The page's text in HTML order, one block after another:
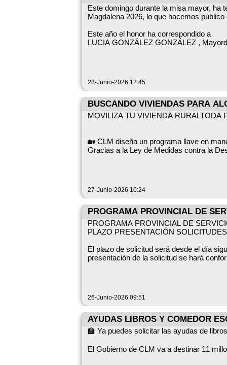
Correo electrónico:
Los muebles y enseres deben sacarse a
Persona encargada de gestionar la lista:
Este domingo durante la misa mayor, ha
Magdalena 2026, lo que hacemos
Este año el honor ha correspondido a
LUCIA GONZÁLEZ GONZÁLEZ ,
28-Junio-2026 12:45
BUSCANDO VIVIENDAS PARA
MOVILIZA TU VIVIENDA RURALTODA
🏡 CLM diseña un programa llave en
Gracias a la Ley de Medidas contra la
🗝️ 'Moviliza tu vivienda rural' busca que
👐 Para gestionar los alquileres y poder
Los futuros inquilinos e inquilinas de
* personas cuyos ingresos sean como
✖️ Los alquileres no podrán superar los
ℹ️ Más información:
castillalamancha.es/node/1005492
27-Junio-2026 10:24
PROGRAMA PROVINCIAL DE
PROGRAMA PROVINCIAL DE
PLAZO PRESENTACIÓN
El plazo de solicitud será desde el día
presentación de la solicitud se hará
b) Resolución o certificado de
c) Resolución o certificado de
mayor, que sea necesario el suministro
26-Junio-2026 09:51
AYUDAS LIBROS Y COMEDOR
🏫 Ya puedes solicitar las ayudas de
El Gobierno de CLM va a destinar 11